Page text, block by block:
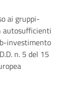
ai gruppi-
autosufficienti
investimento
n. 5 del 15